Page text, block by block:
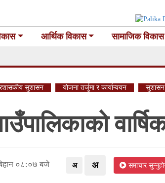
आर्थिक विकास सामाजिक विकास
सुशासन योजना तर्जुमा र कार्यान्वयन सुशासन
०८:०७ बजे अ अ समाचार